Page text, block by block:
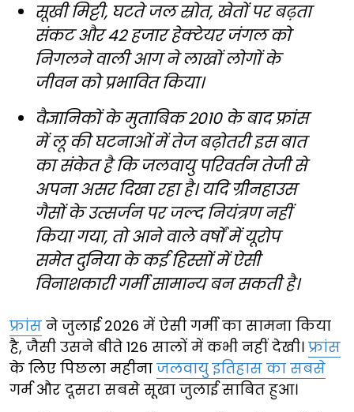
सूखी मिट्टी, घटते जल स्रोत, खेतों पर बढ़ता
संकट और 42 हजार हेक्टेयर जंगल को
निगलने वाली आग ने लाखों लोगों के
जीवन को प्रभावित किया।
वैज्ञानिकों के मुताबिक 2010 के बाद फ्रांस
में लू की घटनाओं में तेज बढ़ोतरी इस बात
का संकेत है कि जलवायु परिवर्तन तेजी से
अपना असर दिखा रहा है। यदि ग्रीनहाउस
गैसों के उत्सर्जन पर जल्द नियंत्रण नहीं
किया गया, तो आने वाले वर्षों में यूरोप
समेत दुनिया के कई हिस्सों में ऐसी
विनाशकारी गर्मी सामान्य बन सकती है।
फ्रांस ने जुलाई 2026 में ऐसी गर्मी का सामना किया
है, जैसी उसने बीते 126 सालों में कभी नहीं देखी। फ्रांस
के लिए पिछला महीना जलवायु इतिहास का सबसे
गर्म और दूसरा सबसे सूखा जुलाई साबित हुआ।